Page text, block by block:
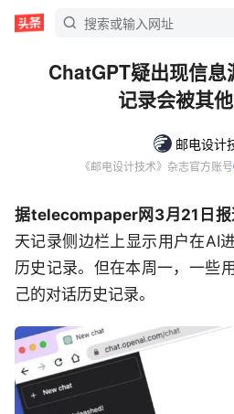
ChatGPT疑出现信
记录会被其
邮电设计
《邮电设计技术》杂志官方账号
据telecompaper网3月21日报
天记录侧边栏上显示用户在AI
历史记录。但在本周一，一些
己的对话历史记录。